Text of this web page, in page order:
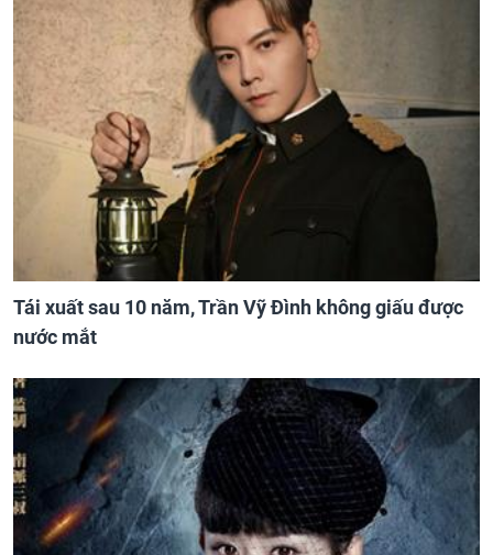
Tái xuất sau 10 năm, Trần Vỹ Đình không giấu được
nước mắt